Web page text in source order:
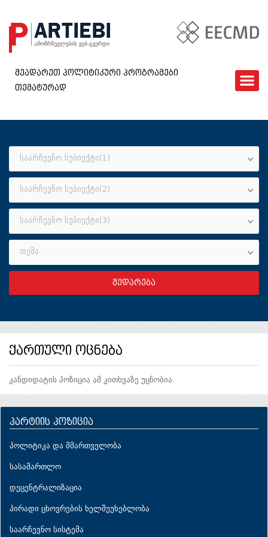
EECMD
ᲙᲘᲗᲮᲕᲐᲠᲘ
ᲮᲨᲘᲠᲐᲓ ᲓᲐᲡᲛᲣᲚᲘ ᲙᲘᲗᲮᲕᲔᲑᲘ
ᲓᲐᲒᲕᲘᲙᲐᲕᲨᲘᲠᲓᲘᲗ
GEO
შეადარეთ პოლიტიკური პროგრამები
თემატურად
საარჩევნო სუბიექტი(1)
საარჩევნო სუბიექტი(2)
საარჩევნო სუბიექტი(3)
თემა
ქართული ოცნება
კანდიდატის პოზიცია ამ კითხვაზე უცნობია.
პარტიის პოზიცია
პოლიტიკა და მმართველობა
სასამართლო
დეცენტრალიზაცია
პირადი ცხოვრების ხელშეუხებლობა
საარჩევნო სისტემა